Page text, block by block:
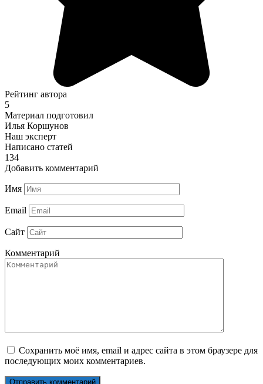
Рейтинг автора
5
Материал подготовил
Илья Коршунов
Наш эксперт
Написано статей
134
Добавить комментарий
Имя
Email
Сайт
Комментарий
Сохранить моё имя, email и адрес сайта в этом браузере для
последующих моих комментариев.